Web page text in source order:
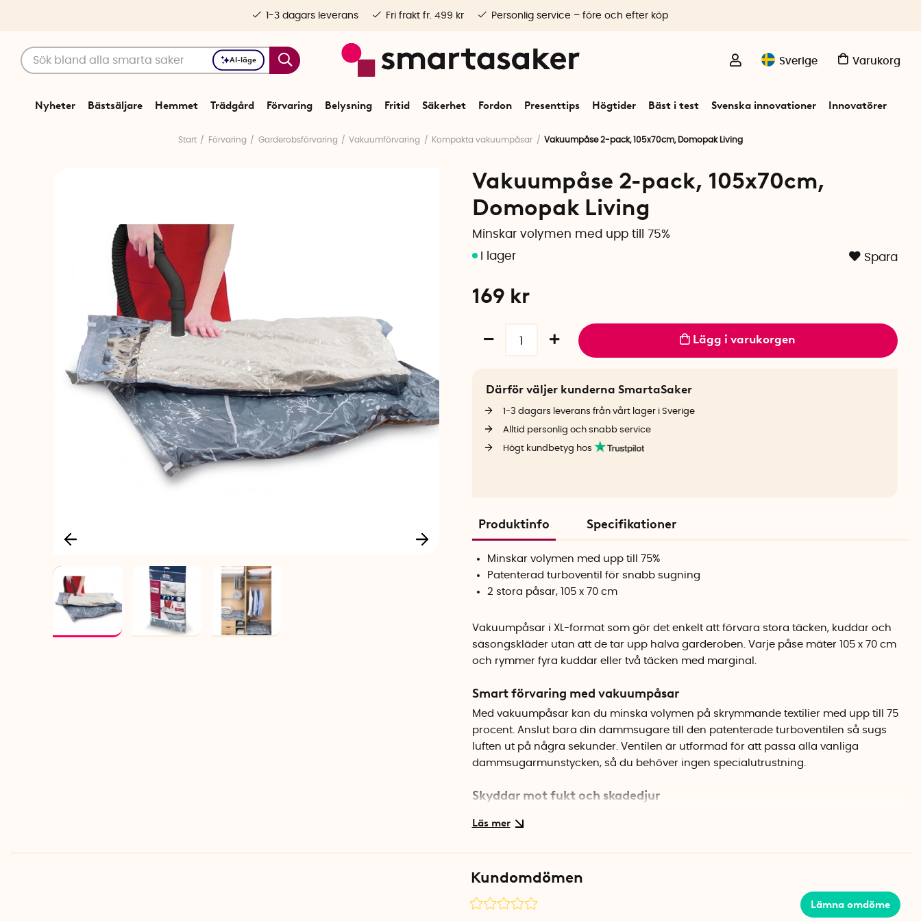
AI-läge Sverige Varukorg
Nyheter Bästsäljare Hemmet Trädgård Förvaring Belysning Fritid Säkerhet Fordon Presenttips Högtider Bäst i test Svenska innovationer Innovatörer
1-3 dagars leverans Fri frakt fr. 499 kr Personlig service – före och efter köp
Start Förvaring Garderobsförvaring Vakuumförvaring Kompakta vakuumpåsar Vakuumpåse 2-pack, 105x70cm, Domopak Living
Vakuumpåse 2-pack, 105x70cm,
Domopak Living
Minskar volymen med upp till 75%
Spara
169 kr
Lägg i varukorgen
Därför väljer kunderna SmartaSaker
1-3 dagars leverans från vårt lager i Sverige
Alltid personlig och snabb service
Högt kundbetyg hos
Produktinfo Specifikationer
Minskar volymen med upp till 75%
Patenterad turboventil för snabb sugning
2 stora påsar, 105 x 70 cm
Vakuumpåsar i XL-format som gör det enkelt att förvara stora täcken, kuddar och
säsongskläder utan att de tar upp halva garderoben. Varje påse mäter 105 x 70 cm
och rymmer fyra kuddar eller två täcken med marginal.
Smart förvaring med vakuumpåsar
Med vakuumpåsar kan du minska volymen på skrymmande textilier med upp till 75
procent. Anslut bara din dammsugare till den patenterade turboventilen så sugs
luften ut på några sekunder. Ventilen är utformad för att passa alla vanliga
dammsugarmunstycken, så du behöver ingen specialutrustning.
Skyddar mot fukt och skadedjur
använda om och om igen.
Snygg design som passar i garderoben
Kundomdömen
Lämna omdöme